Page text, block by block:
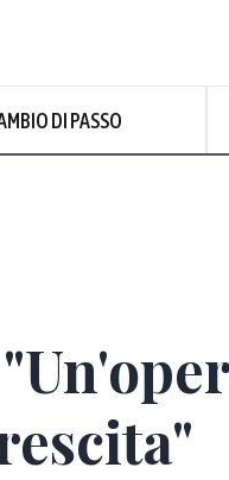
DI PASSO
soleggiato